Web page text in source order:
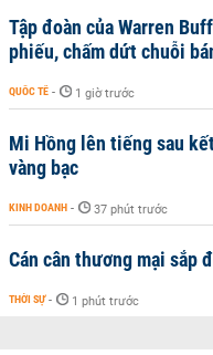
Tập đoàn của Warren
phiếu, chấm dứt chuỗi
QUỐC TẾ - 1 giờ trước
Mi Hồng lên tiếng sau
vàng bạc
KINH DOANH - 37 phút trước
Cán cân thương mại sắp
THỜI SỰ - 1 phút trước